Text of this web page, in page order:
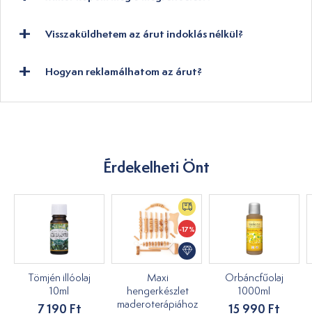
Visszaküldhetem az árut indoklás nélkül?
Hogyan reklamálhatom az árut?
Érdekelheti Önt
Tömjén illóolaj
10ml
7 190 Ft
-17%
Maxi
hengerkészlet
maderoterápiához
Orbáncfűolaj
1000ml
15 990 Ft